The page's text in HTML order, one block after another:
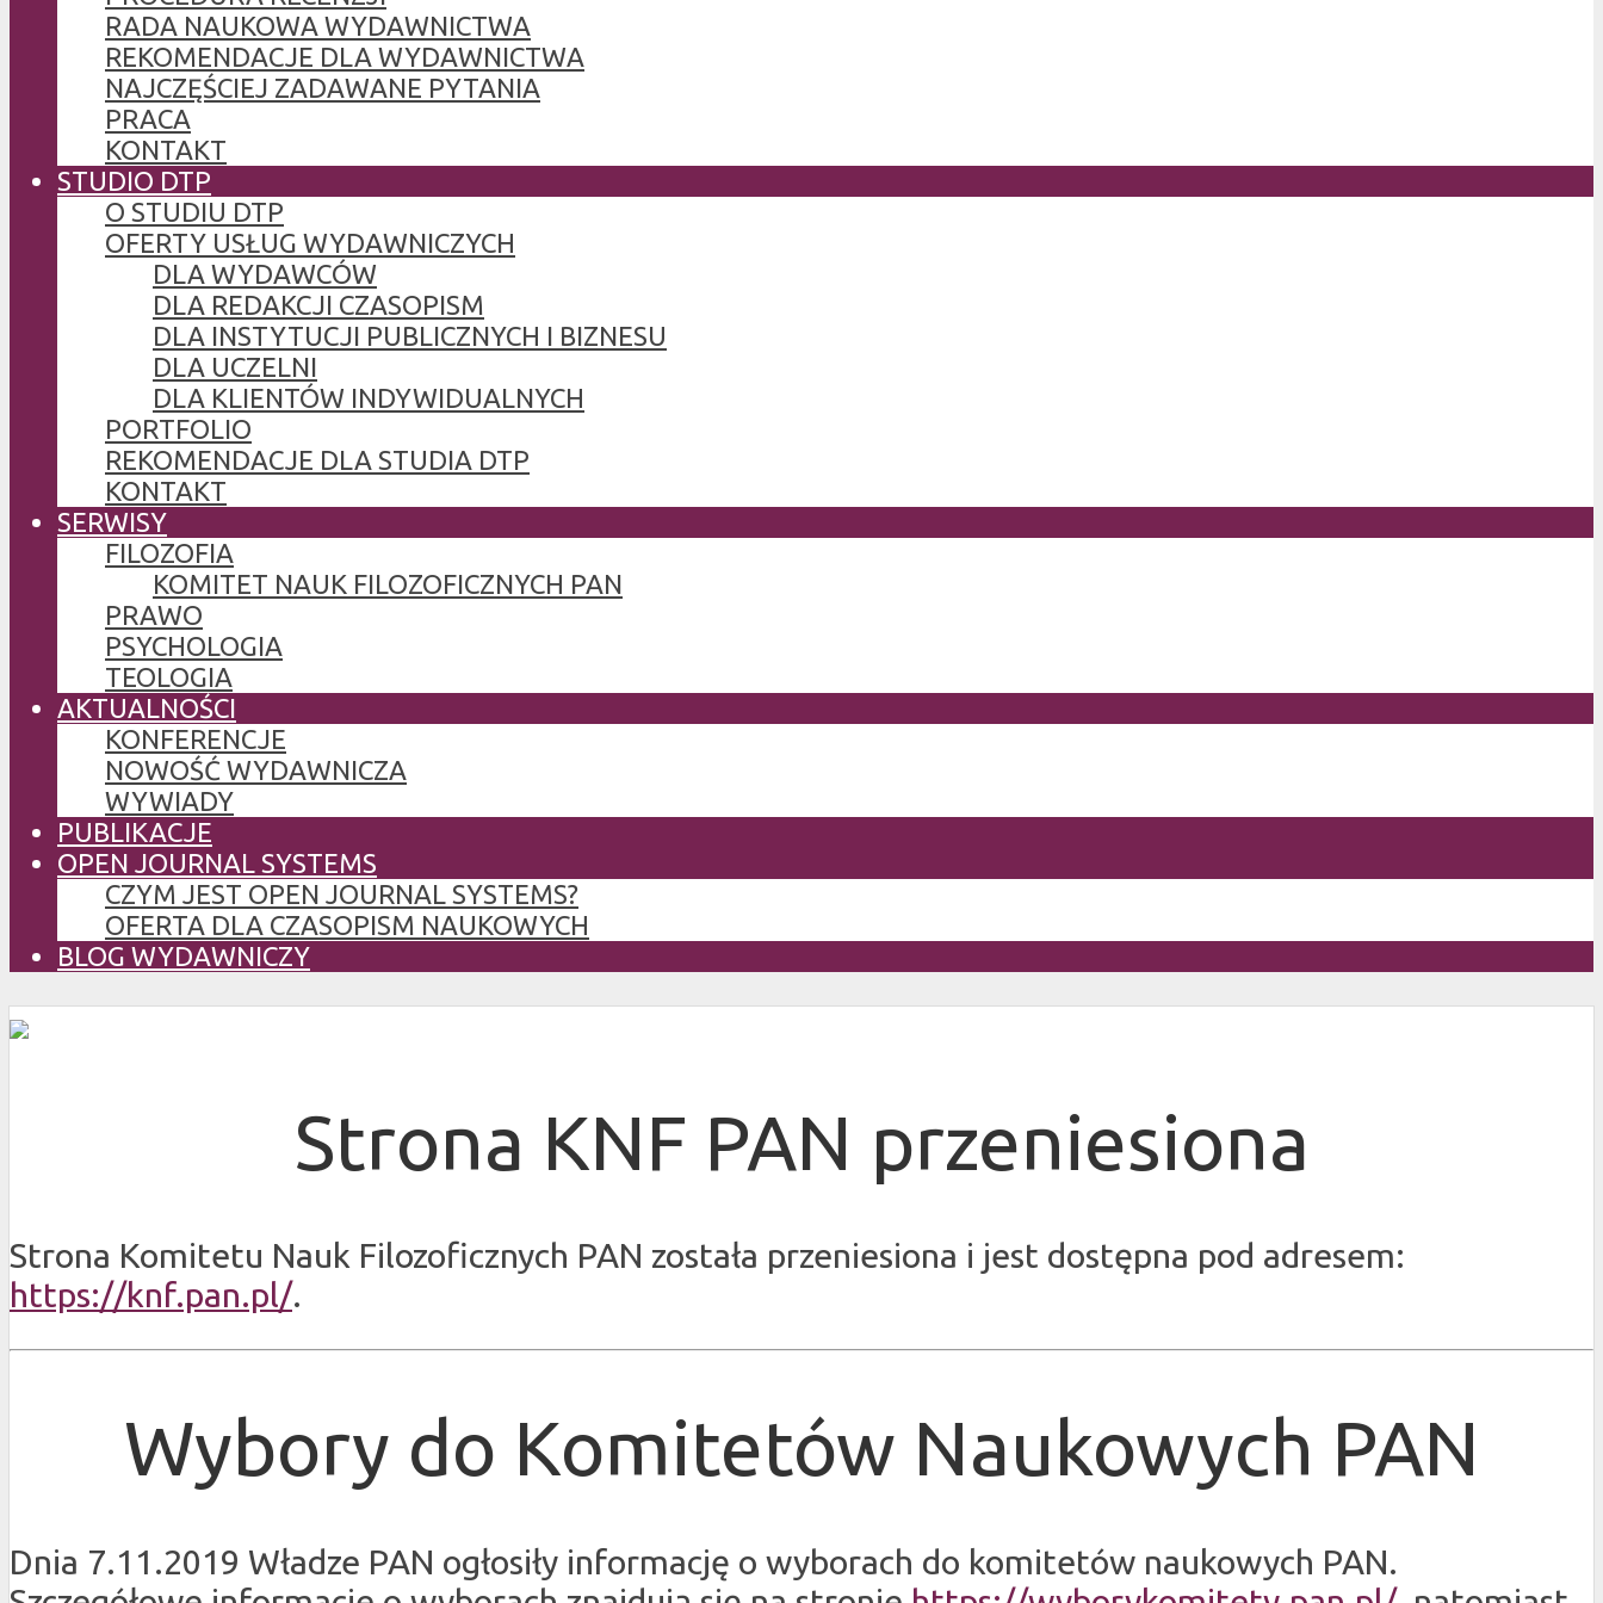
RADA NAUKOWA WYDAWNICTWA
REKOMENDACJE DLA WYDAWNICTWA
NAJCZĘŚCIEJ ZADAWANE PYTANIA
PRACA
KONTAKT
STUDIO DTP
O STUDIU DTP
OFERTY USŁUG WYDAWNICZYCH
DLA WYDAWCÓW
DLA REDAKCJI CZASOPISM
DLA INSTYTUCJI PUBLICZNYCH I BIZNESU
DLA UCZELNI
DLA KLIENTÓW INDYWIDUALNYCH
PORTFOLIO
REKOMENDACJE DLA STUDIA DTP
KONTAKT
SERWISY
FILOZOFIA
KOMITET NAUK FILOZOFICZNYCH PAN
PRAWO
PSYCHOLOGIA
TEOLOGIA
AKTUALNOŚCI
KONFERENCJE
NOWOŚĆ WYDAWNICZA
WYWIADY
PUBLIKACJE
OPEN JOURNAL SYSTEMS
CZYM JEST OPEN JOURNAL SYSTEMS?
OFERTA DLA CZASOPISM NAUKOWYCH
BLOG WYDAWNICZY
Strona KNF PAN przeniesiona
Strona Komitetu Nauk Filozoficznych PAN została przeniesiona i jest dostępna pod adresem:
https://knf.pan.pl/.
Wybory do Komitetów Naukowych PAN
Dnia 7.11.2019 Władze PAN ogłosiły informację o wyborach do komitetów naukowych PAN.